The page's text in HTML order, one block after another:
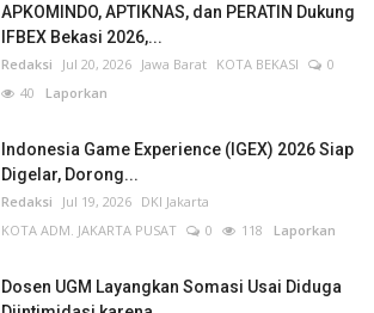
APKOMINDO, APTIKNAS, dan PERATIN Dukung
IFBEX Bekasi 2026,...
Redaksi Jul 20, 2026 Jawa Barat KOTA BEKASI
0
40 Laporkan
Indonesia Game Experience (IGEX) 2026 Siap
Digelar, Dorong...
Redaksi Jul 19, 2026 DKI Jakarta
KOTA ADM. JAKARTA PUSAT
0 118 Laporkan
Dosen UGM Layangkan Somasi Usai Diduga